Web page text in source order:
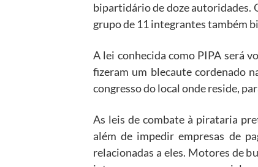
bipartidário de doze autoridades.
grupo de 11 integrantes também
A lei conhecida como PIPA será
fizeram um blecaute cordenado
congresso do local onde reside,
As leis de combate à pirataria
além de impedir empresas de
relacionadas a eles. Motores de